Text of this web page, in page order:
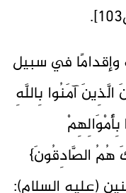
وإقدامًا في سبيل
آمَنُوا بِاللَّهِ
هُمُ الصَّادِقُونَ}
(عليه السلام):